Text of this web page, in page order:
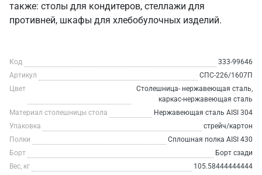
также: столы для кондитеров, стеллажи для
противней, шкафы для хлебобулочных изделий.
Код
333-99646
Артикул
СПС-226/1607П
Цвет
Столешница- нержавеющая сталь,
каркас-нержавеющая сталь
Материал столешницы стола
Нержавеющая сталь AISI 304
Упаковка
стрейч/картон
Полки
Сплошная полка AISI 430
Борт
Борт сзади
Вес, кг
105.58444444444